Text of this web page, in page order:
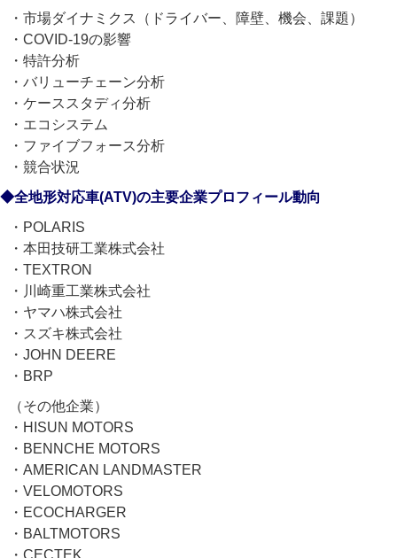
・市場ダイナミクス（ドライバー、障壁、機会、課題）
・COVID-19の影響
・特許分析
・バリューチェーン分析
・ケーススタディ分析
・エコシステム
・ファイブフォース分析
・競合状況
◆全地形対応車(ATV)の主要企業プロフィール動向
・POLARIS
・本田技研工業株式会社
・TEXTRON
・川崎重工業株式会社
・ヤマハ株式会社
・スズキ株式会社
・JOHN DEERE
・BRP
（その他企業）
・HISUN MOTORS
・BENNCHE MOTORS
・AMERICAN LANDMASTER
・VELOMOTORS
・ECOCHARGER
・BALTMOTORS
・CECTEK